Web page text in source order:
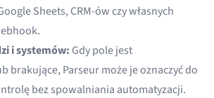
Sheets, CRM-ów czy własnych
i systemów: Gdy pole jest
brakujące, Parseur może je oznaczyć do
bez spowalniania automatyzacji.